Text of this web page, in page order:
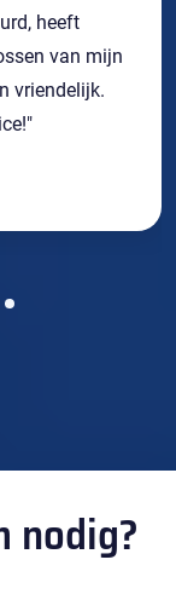
heeft
van mijn
vriendelijk.
nodig?